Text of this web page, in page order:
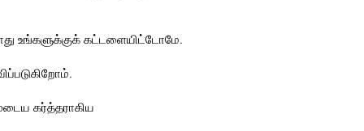
உங்களுக்குக் கட்டளையிட்டோமே.
கர்த்தராகிய